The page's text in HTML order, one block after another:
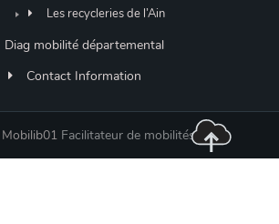
Les recycleries de l’Ain
Diag mobilité départemental
Contact Information
Facilitateur de mobilités